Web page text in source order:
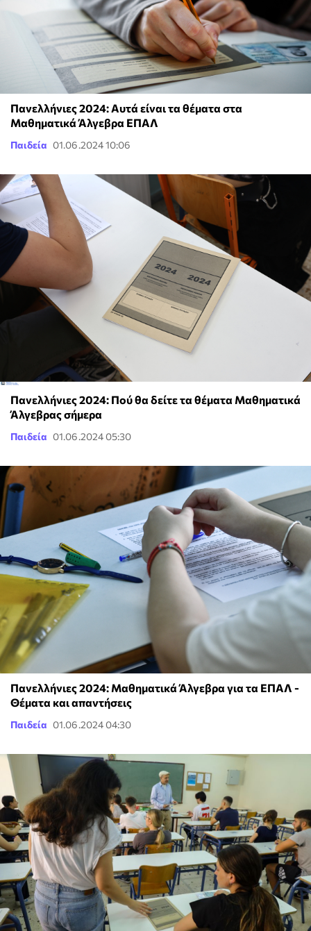
Πανελλήνιες 2024: Αυτά είναι τα θέματα στα
Μαθηματικά Άλγεβρα ΕΠΑΛ
Παιδεία 01.06.2024 10:06
Πανελλήνιες 2024: Πού θα δείτε τα θέματα Μαθηματικά
Άλγεβρας σήμερα
Παιδεία 01.06.2024 05:30
Πανελλήνιες 2024: Μαθηματικά Άλγεβρα για τα ΕΠΑΛ -
Θέματα και απαντήσεις
Παιδεία 01.06.2024 04:30